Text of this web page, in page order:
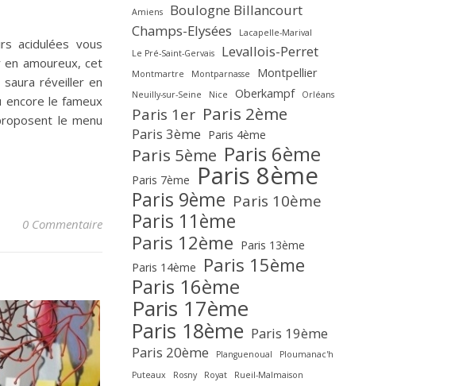
acidulées vous
amoureux, cet
réveiller en
encore le fameux
le menu
0 Commentaire
Amiens
Boulogne Billancourt
Champs-Elysées
Lacapelle-Marival
Le Pré-Saint-Gervais
Levallois-Perret
Montmartre Montparnasse Montpellier
Neuilly-sur-Seine Nice Oberkampf Orléans
Paris 1er Paris 2ème
Paris 3ème Paris 4ème
Paris 5ème Paris 6ème
Paris 7ème Paris 8ème
Paris 9ème Paris 10ème
Paris 11ème
Paris 12ème Paris 13ème
Paris 14ème
Paris 15ème
Paris 16ème
Paris 17ème
Paris 18ème Paris 19ème
Paris 20ème
Planguenoual
Ploumanac'h
Puteaux
Rosny Royat
Rueil-Malmaison